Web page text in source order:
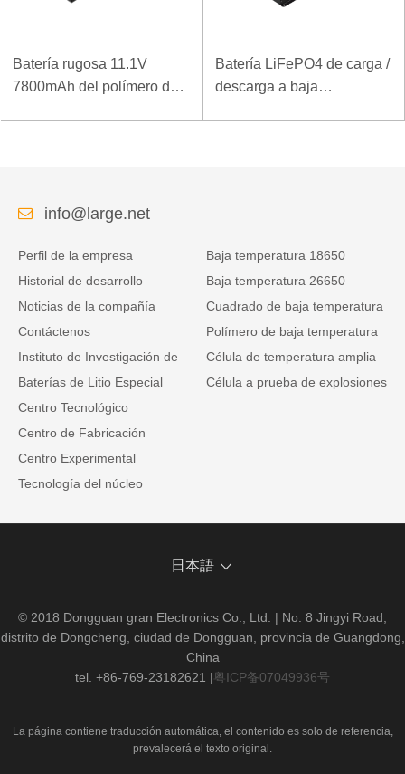
Batería rugosa 11.1V
7800mAh del polímero del
Batería LiFePO4 de carga /
descarga a baja
info@large.net
Perfil de la empresa
Historial de desarrollo
Noticias de la compañía
Contáctenos
Instituto de Investigación de
Baterías de Litio Especial
Centro Tecnológico
Centro de Fabricación
Centro Experimental
Tecnología del núcleo
Baja temperatura 18650
Baja temperatura 26650
Cuadrado de baja temperatura
Polímero de baja temperatura
Célula de temperatura amplia
Célula a prueba de explosiones
日本語
© 2018 Dongguan gran Electronics Co., Ltd. | No. 8 Jingyi Road,
distrito de Dongcheng, ciudad de Dongguan, provincia de Guangdong,
China
tel. +86-769-23182621 |粤ICP备07049936号
La página contiene traducción automática, el contenido es solo de referencia,
prevalecerá el texto original.